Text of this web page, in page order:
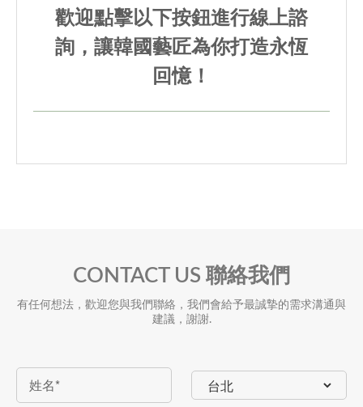
歡迎點擊以下按鈕進行線上諮
詢，讓韓國藝匠為你打造永恆
回憶！
CONTACT US 聯絡我們
有任何想法，歡迎您與我們聯絡，我們會給予最誠摯的需求溝通與
建議，謝謝.